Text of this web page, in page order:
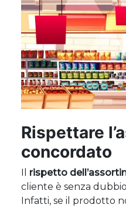
Rispettare
concordato
Il rispetto
cliente è senza
Infatti, se il prodotto